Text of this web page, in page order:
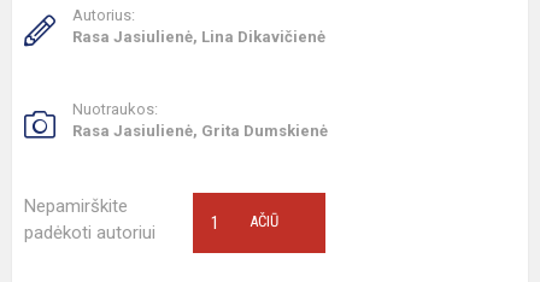
Autorius:
Rasa Jasiulienė, Lina Dikavičienė
Nuotraukos:
Rasa Jasiulienė, Grita Dumskienė
Nepamirškite
padėkoti autoriui
AČIŪ
1